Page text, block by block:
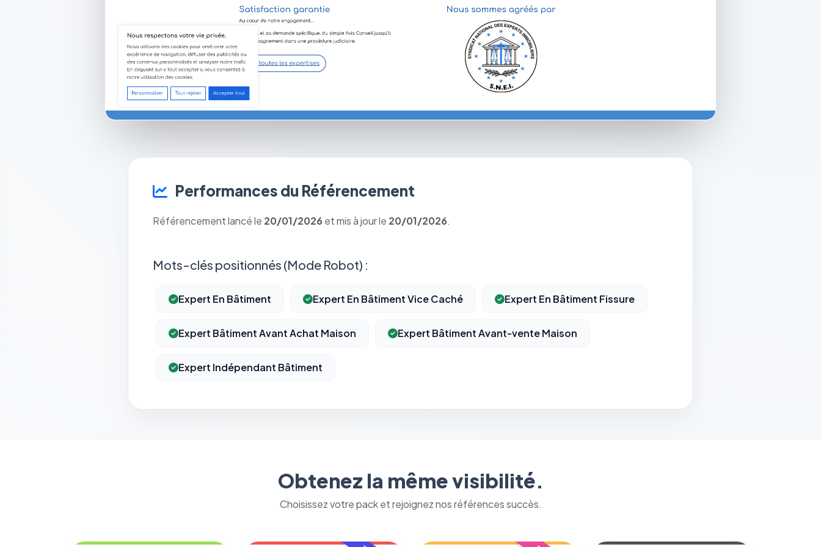
Performances du Référencement
Référencement lancé le 20/01/2026 et mis à jour le 20/01/2026.
Mots-clés positionnés (Mode Robot) :
Expert En Bâtiment Expert En Bâtiment Vice Caché Expert En Bâtiment Fissure
Expert Bâtiment Avant Achat Maison Expert Bâtiment Avant-vente Maison
Expert Indépendant Bâtiment
Obtenez la même visibilité.
Choisissez votre pack et rejoignez nos références succès.
Cookies essentiels TOUJOURS ACTIF
mémorisation de vos choix de consentement. Ils ne peuvent